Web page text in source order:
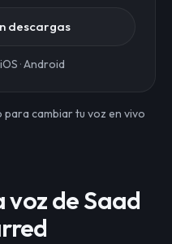
descargas
iOS ·Android
cambiar tu voz en vivo
voz de Saad